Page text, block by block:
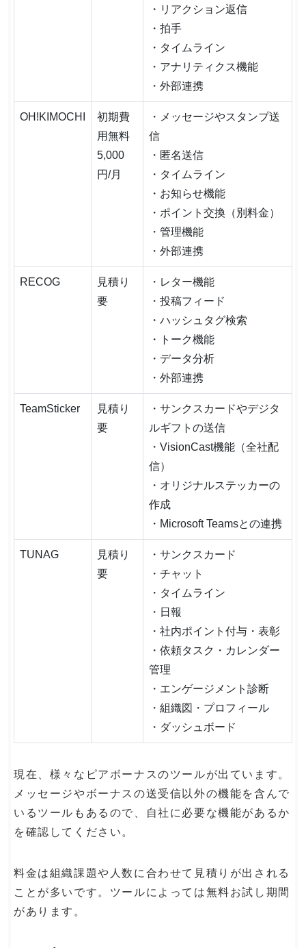
・リアクション返信
・拍手
・タイムライン
・アナリティクス機能
・外部連携
OH!KIMOCHI
初期費
用無料
5,000
円/月
・メッセージやスタンプ送
信
・匿名送信
・タイムライン
・お知らせ機能
・ポイント交換（別料金）
・管理機能
・外部連携
RECOG
見積り
要
・レター機能
・投稿フィード
・ハッシュタグ検索
・トーク機能
・データ分析
・外部連携
TeamSticker
見積り
要
・サンクスカードやデジタ
ルギフトの送信
・VisionCast機能（全社配
信）
・オリジナルステッカーの
作成
・Microsoft Teamsとの連携
TUNAG
見積り
要
・サンクスカード
・チャット
・タイムライン
・日報
・社内ポイント付与・表彰
・依頼タスク・カレンダー
管理
・エンゲージメント診断
・組織図・プロフィール
・ダッシュボード
現在、様々なピアボーナスのツールが出ています。
メッセージやボーナスの送受信以外の機能を含んで
いるツールもあるので、自社に必要な機能があるか
を確認してください。
料金は組織課題や人数に合わせて見積りが出される
ことが多いです。ツールによっては無料お試し期間
があります。